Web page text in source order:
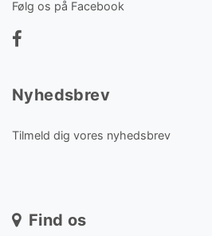
Følg os på Facebook
Nyhedsbrev
Tilmeld dig vores nyhedsbrev
Find os